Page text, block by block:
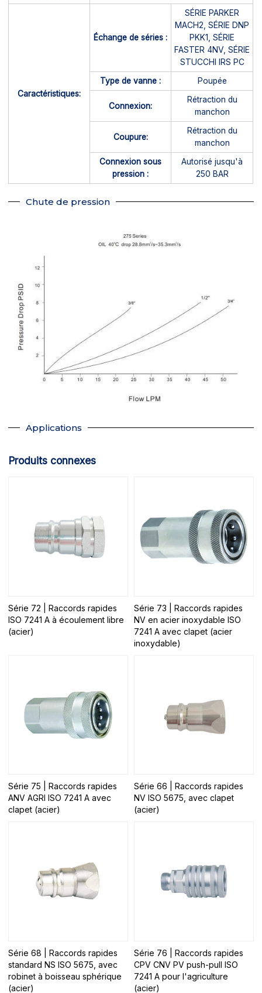
Caractéristiques:
Échange de séries :
SÉRIE PARKER
MACH2, SÉRIE DNP
PKK1, SÉRIE
FASTER 4NV, SÉRIE
STUCCHI IRS PC
Type de vanne :
Poupée
Connexion:
Rétraction du
manchon
Coupure:
Rétraction du
manchon
Connexion sous
pression :
Autorisé jusqu'à
250 BAR
Chute de pression
Applications
Produits connexes
Série 72 | Raccords rapides
ISO 7241 A à écoulement libre
(acier)
Série 73 | Raccords rapides
NV en acier inoxydable ISO
7241 A avec clapet (acier
inoxydable)
Série 75 | Raccords rapides
ANV AGRI ISO 7241 A avec
clapet (acier)
Série 66 | Raccords rapides
NV ISO 5675, avec clapet
(acier)
Série 68 | Raccords rapides
standard NS ISO 5675, avec
robinet à boisseau sphérique
(acier)
Série 76 | Raccords rapides
CPV CNV PV push-pull ISO
7241 A pour l'agriculture
(acier)